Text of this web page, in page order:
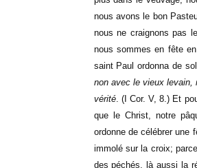
nous avons le bon
nous ne craignons pas
nous sommes en fête
saint Paul ordonna de
non avec le vieux
vérité. (I Cor. V, 8.) Et
que le Christ, notre
ordonne de célébrer une
immolé sur la croix;
des péchés, là aussi la